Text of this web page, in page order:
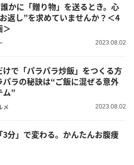
誰かに「贈り物」を送るとき。心
返し”を求めていませんか？＜4
＞
2023.08.02
けで「パラパラ炒飯」をつくる方
パラの秘訣は“ご飯に混ぜる意外
ム”
メ 2023.08.02
3分」で変わる。かんたんお腹痩